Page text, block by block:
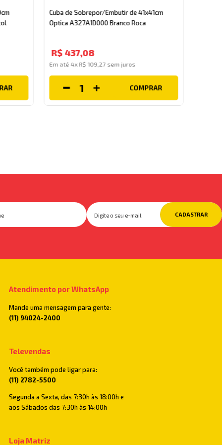
Cuba de Sobrepor/Embutir de 41x41cm
Optica A327A1D000 Branco Roca
R$437,08
Em até4x R$ 109 27 sem juros
COMPRAR
CADASTRAR
Atendimento por WhatsApp
Mande uma mensagem para gente:
(11) 94024-2400
Televendas
Você também pode ligar para:
(11) 2782-5500
Segunda a Sexta, das 7:30h às 18:00h e
aos Sábados das 7:30h às 14:00h
Loja Matriz